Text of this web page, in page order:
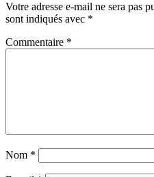
Votre adresse e-mail ne sera pas
sont indiqués avec *
Commentaire *
Nom *